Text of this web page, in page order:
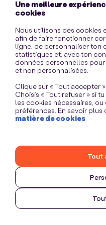
Une meilleure
cookies
Nous utilisons des cookies
afin de faire fonctionner
ligne, de personnaliser ton
statistiques et, avec ton
données personnelles
et non personnalisées.
Clique sur « Tout accepter
Choisis « Tout refuser » si
les cookies nécessaires,
préférences. En savoir plus
matière de cookies